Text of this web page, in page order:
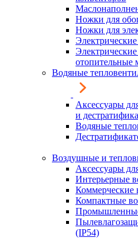
Ножки для
Ножки для
отопительные
Водяные
Аксессуары
и
Водяные
Воздушные и
Аксессуары
Интерьерные
Коммерческие
Компактные
(IP54)